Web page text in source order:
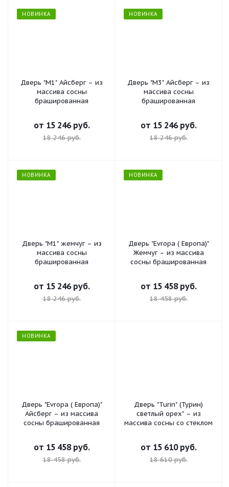
НОВИНКА
Дверь "М1" Айсберг – из
массива сосны
брашированная
от 15 246 руб.
18 246 руб.
НОВИНКА
Дверь "М3" Айсберг – из
массива сосны
брашированная
от 15 246 руб.
18 246 руб.
НОВИНКА
Дверь "М1" жемчуг – из
массива сосны
брашированная
от 15 246 руб.
18 246 руб.
НОВИНКА
Дверь "Evropa ( Европа)"
Жемчуг – из массива
сосны брашированная
от 15 458 руб.
18 458 руб.
НОВИНКА
Дверь "Evropa ( Европа)"
Айсберг – из массива
сосны брашированная
от 15 458 руб.
18 458 руб.
Дверь "Turin" (Турин)
светлый орех" – из
массива сосны со стеклом
от 15 610 руб.
18 610 руб.